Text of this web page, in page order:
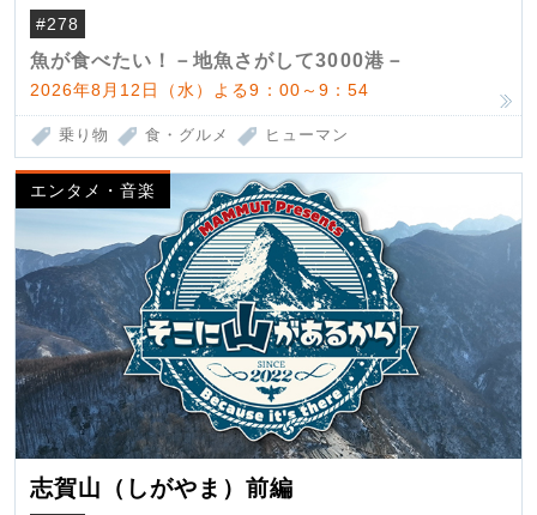
（クロマグロ）
#278
魚が食べたい！－地魚さがして3000港－
2026年8月12日（水）よる9：00～9：54
乗り物 食・グルメ ヒューマン
エンタメ・音楽
志賀山（しがやま）前編